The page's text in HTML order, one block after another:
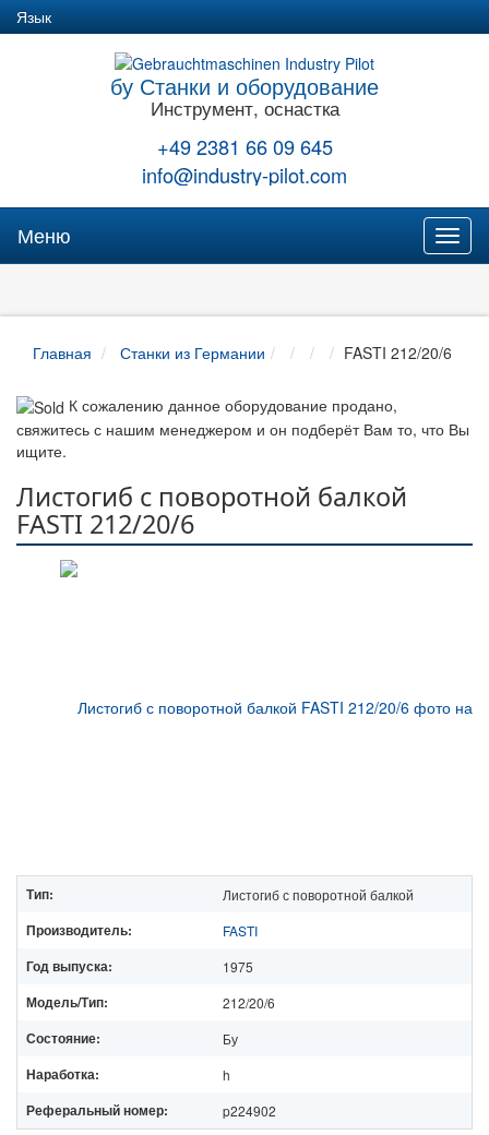
Язык
бу Станки и оборудование
Инструмент, оснастка
+49 2381 66 09 645
info@industry-pilot.com
Меню
Главная Станки из Германии FASTI 212/20/6
К сожалению данное оборудование продано,
свяжитесь с нашим менеджером и он подберёт Вам то, что Вы
ищите.
Листогиб с поворотной балкой
FASTI 212/20/6
Тип: Листогиб с поворотной балкой
Производитель: FASTI
Год выпуска: 1975
Модель/Тип: 212/20/6
Состояние: Бу
Наработка: h
Реферальный номер: p224902